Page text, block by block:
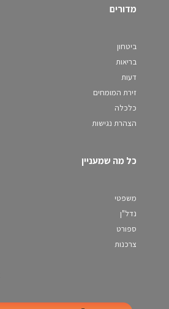
מדורים
ביטחון
בריאות
דעות
זירת המומחים
כלכלה
הצהרת נגישות
כל מה שמעניין
משפטי
נדל"ן
ספורט
צרכנות